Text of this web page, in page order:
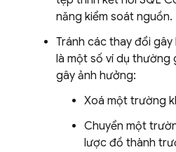
năng kiểm soát nguồn.
Tránh các thay đổi
là một số ví dụ thường
gây ảnh hưởng:
Xoá một trường
Chuyển một
lược đồ thành